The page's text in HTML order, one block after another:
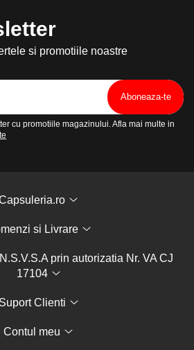
si promotiile noastre
cu promotiile magazinului. Afla mai multe in
si Livrare
prin autorizatia Nr. VA CJ
17104
Suport Clienti
Contul meu